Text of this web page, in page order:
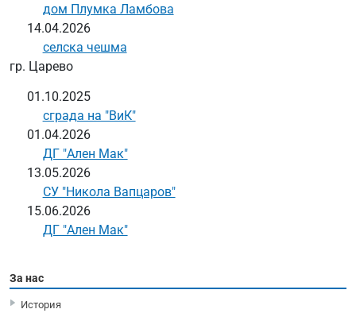
дом Плумка Ламбова
14.04.2026
селска чешма
гр. Царево
01.10.2025
сграда на "ВиК"
01.04.2026
ДГ "Ален Мак"
13.05.2026
СУ "Никола Вапцаров"
15.06.2026
ДГ "Ален Мак"
За нас
История